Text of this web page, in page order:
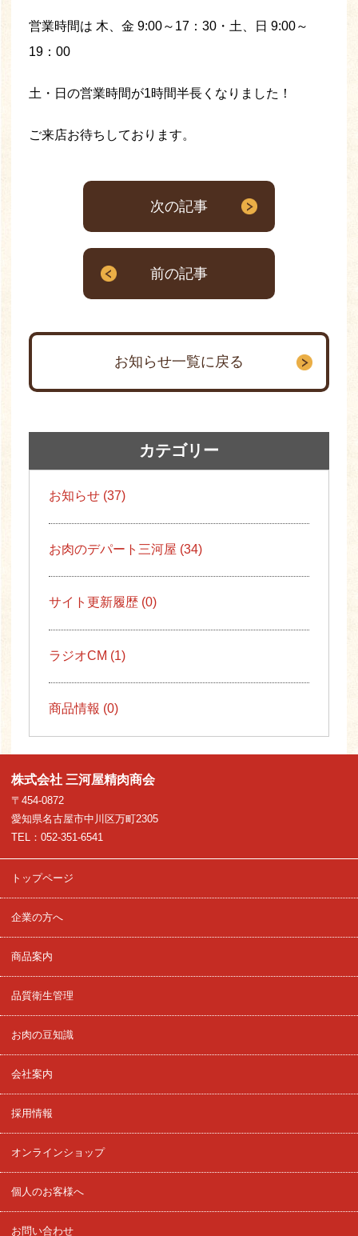
営業時間は 木、金 9:00～17：30・土、日 9:00～
19：00
土・日の営業時間が1時間半長くなりました！
ご来店お待ちしております。
次の記事
前の記事
お知らせ一覧に戻る
カテゴリー
お知らせ (37)
お肉のデパート三河屋 (34)
サイト更新履歴 (0)
ラジオCM (1)
商品情報 (0)
株式会社 三河屋精肉商会
〒454-0872
愛知県名古屋市中川区万町2305
TEL：052-351-6541
トップページ
企業の方へ
商品案内
品質衛生管理
お肉の豆知識
会社案内
採用情報
オンラインショップ
個人のお客様へ
お問い合わせ